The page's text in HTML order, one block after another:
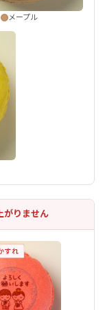
メープル
がりません